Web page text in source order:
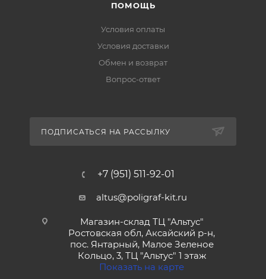
ПОМОЩЬ
Условия оплаты
Условия доставки
Обмен и возврат
Вопрос-ответ
ПОДПИСАТЬСЯ НА РАССЫЛКУ
+7 (951) 511-92-01
altus@poligraf-kit.ru
Магазин-склад ТЦ "Альтус"
Ростовская обл, Аксайский р-н,
пос. Янтарный, Малое Зеленое
Кольцо, 3, ТЦ "Альтус" 1 этаж
Показать на карте